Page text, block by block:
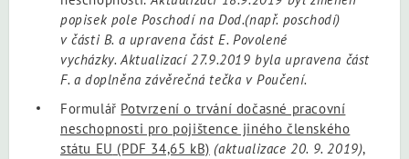
popisek pole Poschodí na Dod.(např. poschodí)
v části B. a upravena část E. Povolené
vycházky. Aktualizací 27.9.2019 byla upravena část
F. a doplněna závěrečná tečka v Poučení.
Formulář Potvrzení o trvání dočasné pracovní
neschopnosti pro pojištence jiného členského
státu EU (PDF 34,65 kB) (aktualizace 20. 9. 2019),